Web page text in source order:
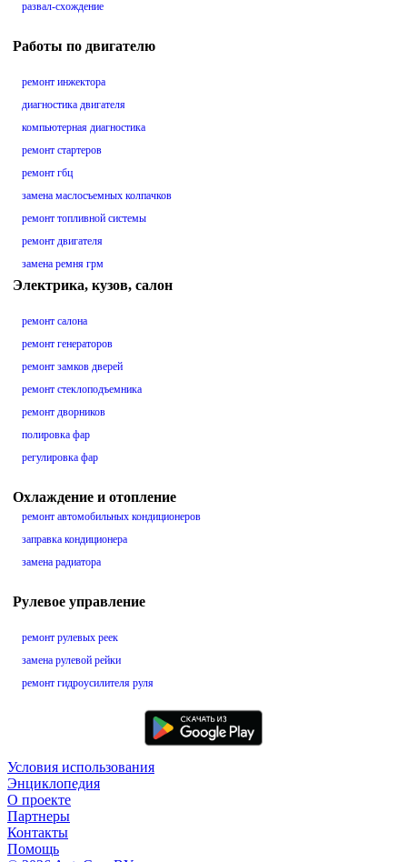
развал-схождение
Работы по двигателю
ремонт инжектора
диагностика двигателя
компьютерная диагностика
ремонт стартеров
ремонт гбц
замена маслосъемных колпачков
ремонт топливной системы
ремонт двигателя
замена ремня грм
Электрика, кузов, салон
ремонт салона
ремонт генераторов
ремонт замков дверей
ремонт стеклоподъемника
ремонт дворников
полировка фар
регулировка фар
Охлаждение и отопление
ремонт автомобильных кондиционеров
заправка кондиционера
замена радиатора
Рулевое управление
ремонт рулевых реек
замена рулевой рейки
ремонт гидроусилителя руля
Условия использования
Энциклопедия
О проекте
Партнеры
Контакты
Помощь